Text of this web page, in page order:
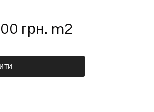
грн. m2